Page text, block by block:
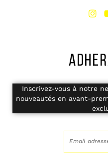
Inscrivez-vous à notre
nouveautés en avant-